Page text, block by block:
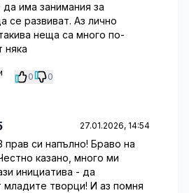
има занимания за
се развиват. Аз лично
неща са много по-
няка
0 0
27.01.2026, 14:54
прав си напълно! Браво на
казано, много ми
инициатива - да
младите творци! И аз помня